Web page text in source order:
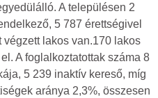
A településen 2
5 787 érettségivel
lakos van.170 lakos
A foglalkoztatottak száma 8
5 239 inaktív kereső, míg
aránya 2,3%, összesen